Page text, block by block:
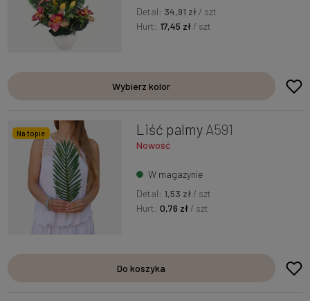
Detal: 34,91 zł / szt
Hurt: 17,45 zł / szt
Wybierz kolor
Na topie Liść palmy A591
Nowość
W magazynie
Detal: 1,53 zł / szt
Hurt:0,76 zł / szt
Do koszyka